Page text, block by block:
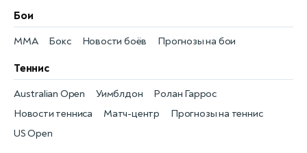
Бои
Новости боёв
MMA Прогнозы на бои
Бокс
Теннис
Новости тенниса
Australian Open
Матч-центр
Уимблдон
Прогнозы на теннис
Ролан Гаррос
US Open